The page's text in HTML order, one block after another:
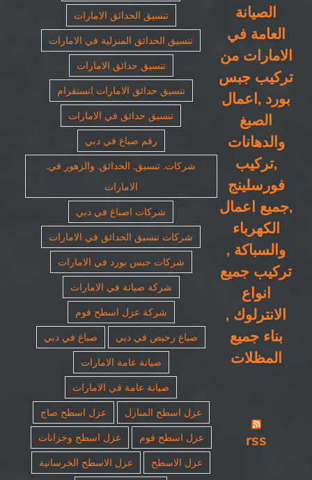
الصيانة
العامة في
الامارات من
تركيب جبس
بورد ,اعمال
الصبغ
والدهانات
,تركيب
فورسلينج
,جميع اعمال
الكهرباء
والسباكة ,
تركيب جميع
انواع
الانترلوك ,
بناء جميع
المظلات
rss
تنسيق الحدائق الامارات
تنسيق الحدائق المنزلية في الامارات
تنسيق حدائق الامارات
تنسيق حدائق الامارات انستقرام
تنسيق حدائق في الامارات
رقم صباغ في دبي
شركات. تنسيق. الحدائق. والزهور في.
الامارات
شركات اصباغ في دبي
شركات تنسيق الحدائق في الامارات
شركات جبس بورد في الامارات
شركة صيانة في الامارات
شركة عزل اسطح فوم
صباغ رخيص في دبي
صباغ في دبي
صيانة عامة الامارات
صيانة عامة في الامارات
عزل اسطح المنازل
عزل اسطح صاج
عزل اسطح فوم
عزل اسطح وخزانات
عزل الاسطح
عزل الاسطح الخرسانية